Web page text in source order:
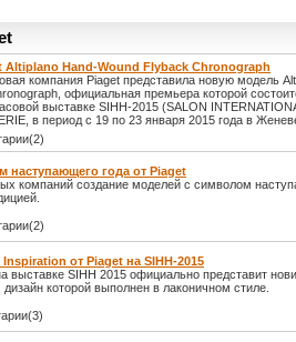
Altiplano Hand-Wound Flyback Chronograph
компания Piaget представила новую модель
официальная премьера которой
выставке SIHH-2015 (SALON
в период с 19 по 23 января 2015 года в
наступающего года от Piaget
компаний создание моделей с символом
от Piaget на SIHH-2015
выставке SIHH 2015 официально представит
которой выполнен в лаконичном стиле.